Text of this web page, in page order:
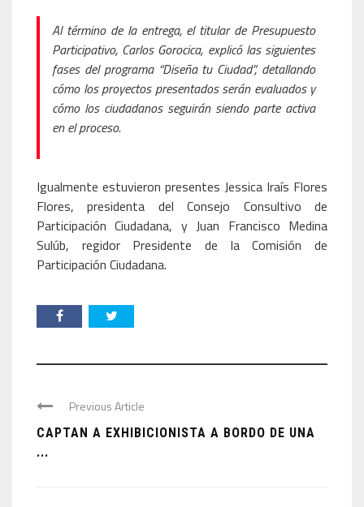
Al término de la entrega, el titular de Presupuesto
Participativo, Carlos Gorocica, explicó las siguientes
fases del programa “Diseña tu Ciudad”, detallando
cómo los proyectos presentados serán evaluados y
cómo los ciudadanos seguirán siendo parte activa
en el proceso.
Igualmente estuvieron presentes Jessica Iraís Flores
Flores, presidenta del Consejo Consultivo de
Participación Ciudadana, y Juan Francisco Medina
Sulúb, regidor Presidente de la Comisión de
Participación Ciudadana.
Previous Article
CAPTAN A EXHIBICIONISTA A BORDO DE UNA
...